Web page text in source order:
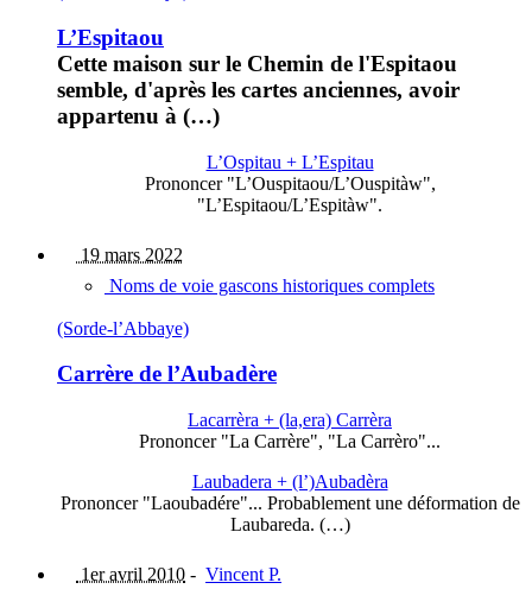
L’Espitaou
Cette maison sur le Chemin de l'Espitaou
semble, d'après les cartes anciennes, avoir
appartenu à (…)
L’Ospitau + L’Espitau
Prononcer "L’Ouspitaou/L’Ouspitàw",
"L’Espitaou/L’Espitàw".
19 mars 2022
Noms de voie gascons historiques complets
(Sorde-l’Abbaye)
Carrère de l’Aubadère
Lacarrèra + (la,era) Carrèra
Prononcer "La Carrère", "La Carrèro"...
Laubadera + (l’)Aubadèra
Prononcer "Laoubadére"... Probablement une déformation de
Laubareda. (…)
1er avril 2010 - Vincent P.